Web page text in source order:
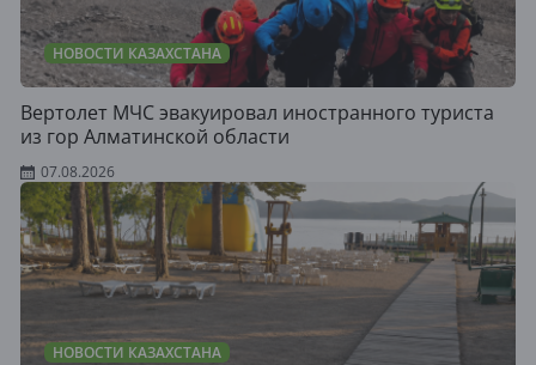
НОВОСТИ КАЗАХСТАНА
Вертолет МЧС эвакуировал иностранного туриста
из гор Алматинской области
07.08.2026
НОВОСТИ КАЗАХСТАНА